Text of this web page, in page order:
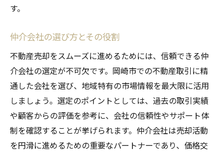
す。
仲介会社の選び方とその役割
不動産売却をスムーズに進めるためには、信頼できる仲
介会社の選定が不可欠です。岡崎市での不動産取引に精
通した会社を選び、地域特有の市場情報を最大限に活用
しましょう。選定のポイントとしては、過去の取引実績
や顧客からの評価を参考に、会社の信頼性やサポート体
制を確認することが挙げられます。仲介会社は売却活動
を円滑に進めるための重要なパートナーであり、価格交